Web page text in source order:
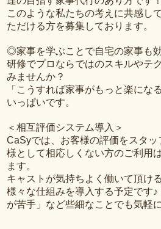
このような私たちの考えに共感し
ただける方を募集しております。
◎家事を学ぶことで自宅の家事も
研修でプロならではのスキルやテ
みませんか？
「こうすれば家事がもっと楽にな
いっぱいです。
＜相互評価システム導入＞
CaSyでは、お客様の評価をスタ
様として相応しくない方のご利用
ます。
キャストが気持ちよく働いて頂け
様々な仕組みを導入する予定です♪
が苦手」など些細なことでも気軽